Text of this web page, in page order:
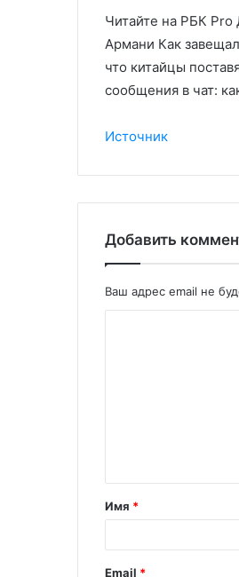
Читайте на РБК
Армани Как
что китайцы
сообщения в чат:
Источник
Добавить
Ваш адрес email не
Имя *
Email *